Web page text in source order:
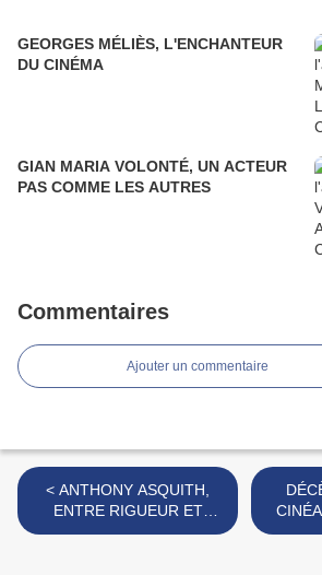
GEORGES MÉLIÈS, L'ENCHANTEUR
DU CINÉMA
GIAN MARIA VOLONTÉ, UN ACTEUR
PAS COMME LES AUTRES
Commentaires
Ajouter un commentaire
< ANTHONY ASQUITH,
ENTRE RIGUEUR ET
RAFFINEMENT